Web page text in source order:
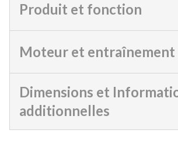
Produit et fonction
Moteur et entraînement
Dimensions et
additionnelles